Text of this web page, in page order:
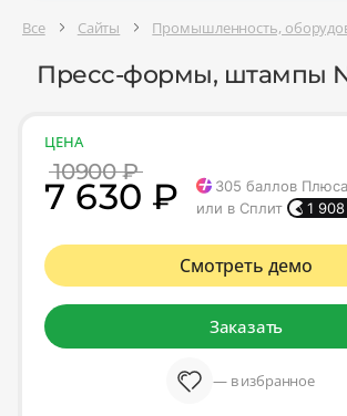
Все Сайты Промышленность,
Пресс-формы, штампы
ЦЕНА
10900 ₽
7 630 ₽ 305 баллов Плюса
или в Сплит
1 908
Смотреть демо
Заказать
— в избранное